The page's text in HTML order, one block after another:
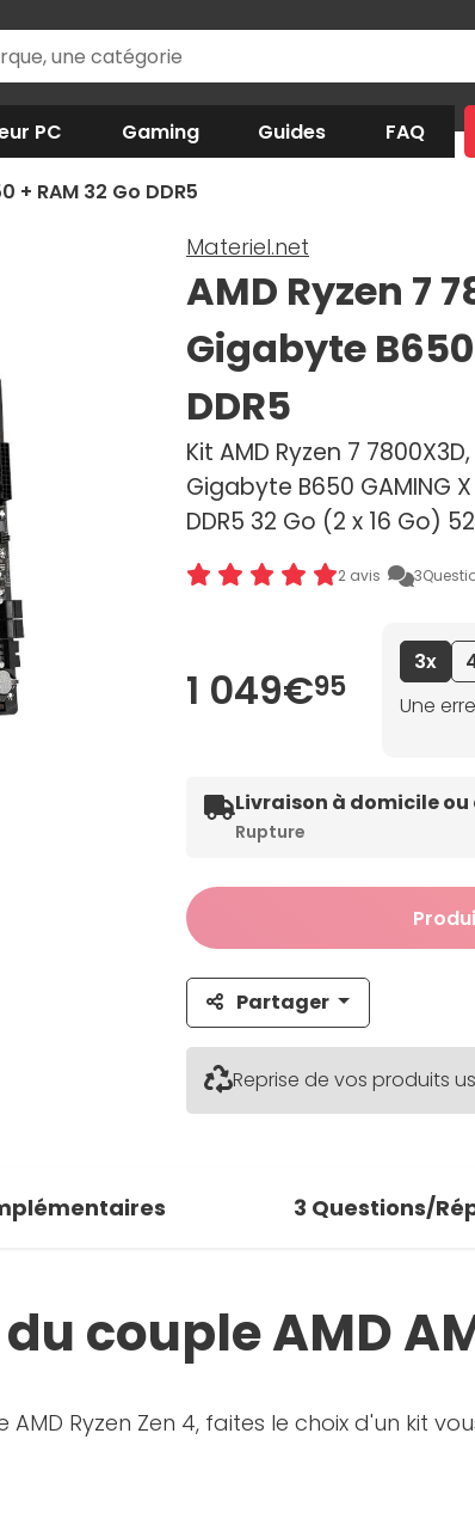
PC Gaming Guides FAQ
+ RAM 32 Go DDR5
Materiel.net
AMD Ryzen 7
Gigabyte B650
DDR5
Kit AMD Ryzen 7
Gigabyte B650 GAMING
DDR5 32 Go (2 x 16 Go)
2 avis 3
1 049€95
3x
Une
Livraison à domicile ou
Rupture
Partager
Reprise de vos produits
3 Questions/
couple AMD
Ryzen Zen 4, faites le choix d'un kit